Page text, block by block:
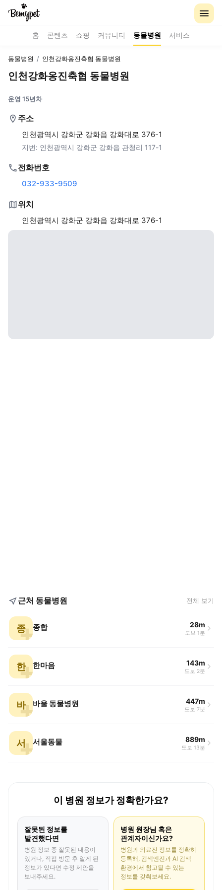
홈 콘텐츠 쇼핑 커뮤니티 동물병원 서비스
동물병원 / 인천강화옹진축협 동물병원
인천강화옹진축협 동물병원
운영 15년차
주소
인천광역시 강화군 강화읍 강화대로 376-1
지번: 인천광역시 강화군 강화읍 관청리 117-1
전화번호
032-933-9509
위치
인천광역시 강화군 강화읍 강화대로 376-1
근처 동물병원 전체 보기
종 종합 28m
도보 1분
한 한마음 143m
도보 2분
바 바울 동물병원 447m
도보 7분
서 서울동물 889m
도보 13분
이 병원 정보가 정확한가요?
잘못된 정보를
발견했다면
병원 정보 중 잘못된 내용이
있거나, 직접 방문 후 알게 된
정보가 있다면 수정 제안을
보내주세요.
병원 원장님 혹은
관계자이신가요?
병원과 의료진 정보를 정확히
등록해, 검색엔진과 AI 검색
환경에서 참고될 수 있는
정보를 갖춰보세요.